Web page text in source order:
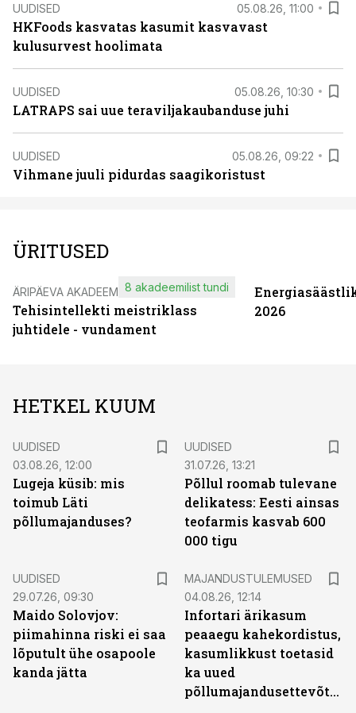
UUDISED 05.08.26, 11:00
HKFoods kasvatas kasumit kasvavast
kulusurvest hoolimata
UUDISED 05.08.26, 10:30
LATRAPS sai uue teraviljakaubanduse juhi
UUDISED 05.08.26, 09:22
Vihmane juuli pidurdas saagikoristust
ÜRITUSED
ÄRIPÄEVA AKADEEMIA
Tehisintellekti meistriklass
juhtidele - vundament
8 akadeemilist tundi
2026
HETKEL KUUM
UUDISED
03.08.26, 12:00
Lugeja küsib: mis
toimub Läti
põllumajanduses?
UUDISED
31.07.26, 13:21
Põllul roomab tulevane
delikatess: Eesti ainsas
teofarmis kasvab 600
000 tigu
UUDISED
29.07.26, 09:30
Maido Solovjov:
piimahinna riski ei saa
lõputult ühe osapoole
kanda jätta
MAJANDUSTULEMUSED
04.08.26, 12:14
Infortari ärikasum
peaaegu kahekordistus,
kasumlikkust toetasid
ka uued
põllumajandusettevõtted